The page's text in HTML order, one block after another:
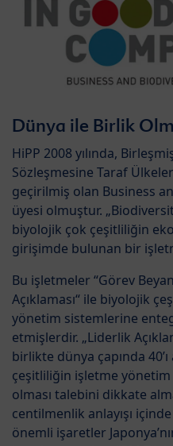
Dünya ile Birlik
HiPP 2008 yılında,
Sözleşmesine Taraf
geçirilmiş olan Business
üyesi olmuştur.
biyolojik çok çeşitliliğin
girişimde bulunan bir
Bu işletmeler “Görev
Açıklaması“ ile biyolojik
yönetim sistemlerine
etmişlerdir. „Liderlik
birlikte dünya çapında
çeşitliliğin işletme
olması talebini dikkate
centilmenlik anlayışı
önemli işaretler